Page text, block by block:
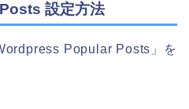
設定方法
Popular Posts」を